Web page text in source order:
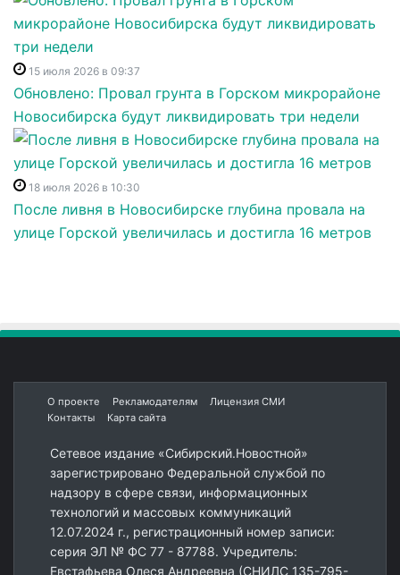
15 июля 2026 в 09:37
Обновлено: Провал грунта в Горском микрорайоне
Новосибирска будут ликвидировать три недели
18 июля 2026 в 10:30
После ливня в Новосибирске глубина провала на
улице Горской увеличилась и достигла 16 метров
О проекте Рекламодателям
Лицензия СМИ
Контакты
Карта сайта
Сетевое издание «Сибирский.Новостной»
зарегистрировано Федеральной службой по
надзору в сфере связи, информационных
технологий и массовых коммуникаций
12.07.2024 г., регистрационный номер записи:
серия ЭЛ № ФС 77 - 87788. Учредитель:
Евстафьева Олеся Андреевна (СНИЛС 135-795-